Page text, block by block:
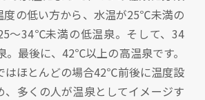
度の低い方から、水温が25℃未満の
～34℃未満の低温泉。そして、34
最後に、42℃以上の高温泉です。
はほとんどの場合42℃前後に温度設
、多くの人が温泉としてイメージす